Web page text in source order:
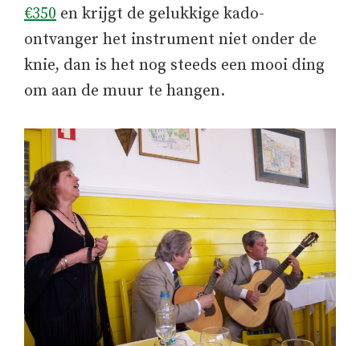
€350 en krijgt de gelukkige kado-
ontvanger het instrument niet onder de
knie, dan is het nog steeds een mooi ding
om aan de muur te hangen.